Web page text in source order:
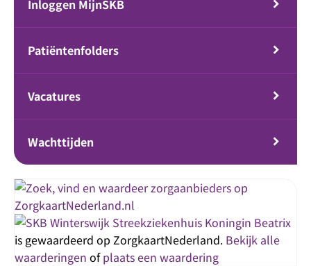
Inloggen MijnSKB
Patiëntenfolders
Vacatures
Wachttijden
Streekziekenhuis Koningin Beatrix
is gewaardeerd op ZorgkaartNederland. Bekijk alle
waarderingen ofplaats een waardering